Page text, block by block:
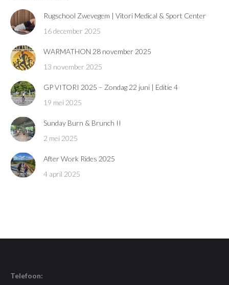
Rugschool Zwevegem | Vitori Medical & Sport Center
16 december 2025
WARMATHON 28 november 2025
13 november 2025
GP VITORI 2025 – Zondag 22 juni | Editie 4
19 mei 2025
Sunday Burn & Brunch II
2 mei 2025
After Work Rides 2025
4 april 2025
Telefoon: